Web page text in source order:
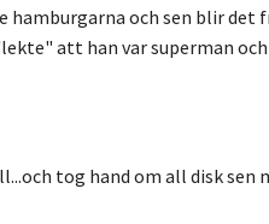
hamburgarna och sen blir det
att han var superman
tog hand om all disk sen